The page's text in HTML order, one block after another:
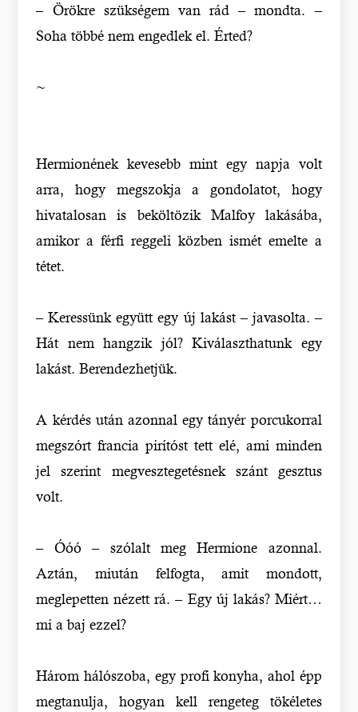
– Örökre szükségem van rád – mondta. –
Soha többé nem engedlek el. Érted?
~
Hermionének kevesebb mint egy napja volt
arra, hogy megszokja a gondolatot, hogy
hivatalosan is beköltözik Malfoy lakásába,
amikor a férfi reggeli közben ismét emelte a
tétet.
– Keressünk együtt egy új lakást – javasolta. –
Hát nem hangzik jól? Kiválaszthatunk egy
lakást. Berendezhetjük.
A kérdés után azonnal egy tányér porcukorral
megszórt francia pirítóst tett elé, ami minden
jel szerint megvesztegetésnek szánt gesztus
volt.
– Óóó – szólalt meg Hermione azonnal.
Aztán, miután felfogta, amit mondott,
meglepetten nézett rá. – Egy új lakás? Miért…
mi a baj ezzel?
Három hálószoba, egy profi konyha, ahol épp
megtanulja, hogyan kell rengeteg tökéletes